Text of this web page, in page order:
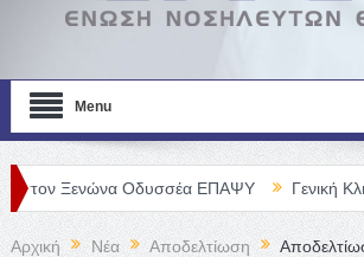
Menu
Οδυσσέα ΕΠΑΨΥ Γενική Κλινική
Αρχική Νέα Αποδελτίωση